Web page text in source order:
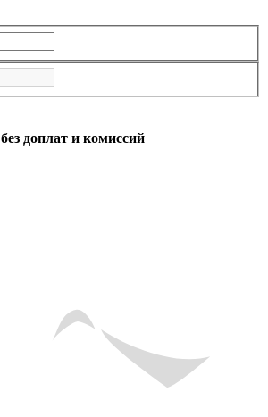
без доплат и комиссий